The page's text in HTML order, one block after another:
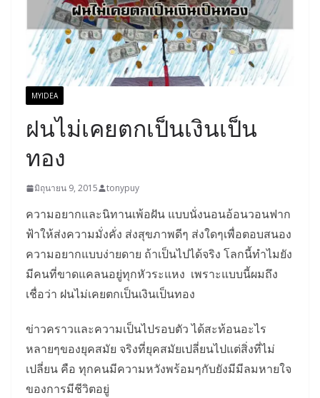
MYIDEA
ฝนไม่เคยตกเป็นเงินเป็น
ทอง
มิถุนายน 9, 2015 tonypuy
ความอยากและนิทานเพ้อฝัน แบบนั่งนอนอ้อนวอนฟาก
ฟ้าให้ส่งความมั่งคั่ง ส่งสุขภาพดีๆ ส่งใดๆเพื่อตอบสนอง
ความอยากแบบง่ายดาย ถ้าเป็นไปได้จริง โลกนี้ทำไมยัง
มีคนที่ขาดแคลนอยู่ทุกหัวระแหง เพราะแบบนี้ผมถึง
เชื่อว่า ฝนไม่เคยตกเป็นเงินเป็นทอง
ข่าวคราวและความเป็นไปรอบตัว ได้สะท้อนอะไร
หลายๆของยุคสมัย จริงที่ยุคสมัยเปลี่ยนไปแต่สิ่งที่ไม่
เปลี่ยน คือ ทุกคนมีความหวังพร้อมๆกับยังมีมีลมหายใจ
ของการมีชีวิตอยู่